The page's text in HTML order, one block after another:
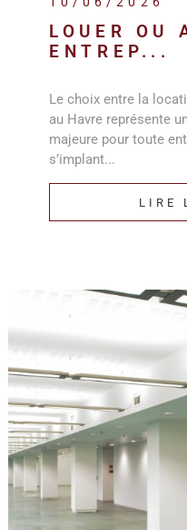
LOUER OU
ENTREP...
Le choix entre la
au Havre représente
majeure pour toute
s’implant...
LIRE